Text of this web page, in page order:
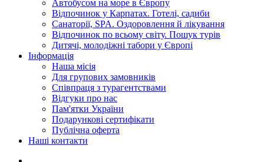
Автобусом на море в Європу
Відпочинок у Карпатах. Готелі, садиби
Санаторії, SPA. Оздоровлення й лікування
Відпочинок по всьому світу. Пошук турів
Дитячі, молодіжні табори у Європі
Інформація
Наша місія
Для групових замовників
Співпраця з турагентствами
Відгуки про нас
Пам'ятки України
Подарункові сертифікати
Публічна оферта
Наші контакти